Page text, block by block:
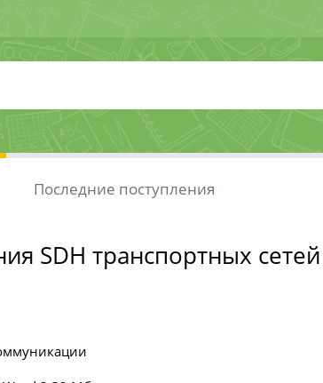
Последние поступления
SDH транспортных сетей